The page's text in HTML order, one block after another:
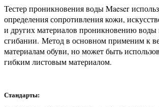
Тестер проникновения воды Maeser
определения сопротивления кожи,
и других материалов проникновению воды
сгибании. Метод в основном применим к
материалам обуви, но может быть
гибким листовым материалом.
Стандарты: